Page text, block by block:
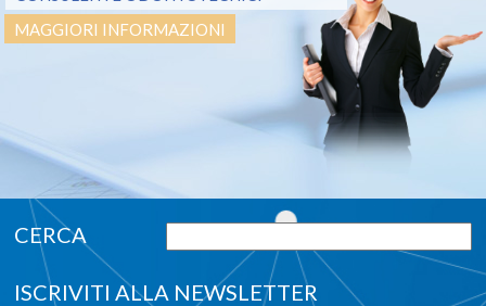
MAGGIORI INFORMAZIONI
ISCRIVITI ALLA NEWSLETTER